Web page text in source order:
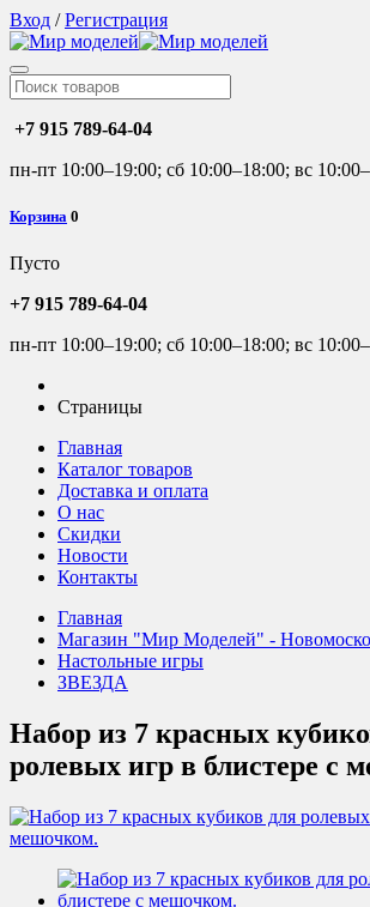
Вход /Регистрация
+7 915 789-64-04
пн-пт 10:00–19:00; сб 10:00–18:00; вс
Корзина 0
Пусто
+7 915 789-64-04
пн-пт 10:00–19:00; сб 10:00–18:00; вс
Страницы
Главная
Каталог товаров
Доставка и оплата
О нас
Скидки
Новости
Контакты
Главная
Магазин "Мир Моделей" -
Настольные игры
ЗВЕЗДА
Набор из 7 красных
ролевых игр в блистере с